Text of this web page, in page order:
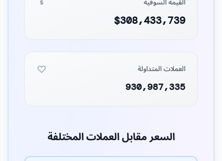
$308,433,739
العملات المتداولة
930,987,335
السعر مقابل العملات المختلفة